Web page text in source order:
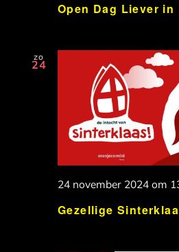
Open Dag Liever in
zo
24
Gezellige
24 november 2024 om